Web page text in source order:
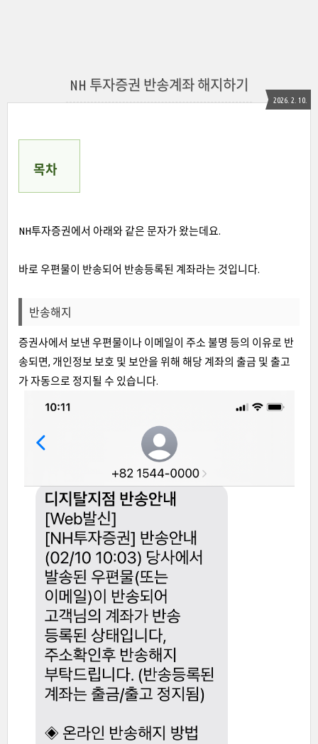
NH 투자증권 반송계좌 해지하기
2026. 2. 10.
목차
NH투자증권에서 아래와 같은 문자가 왔는데요.
바로 우편물이 반송되어 반송등록된 계좌라는 것입니다.
반송해지
증권사에서 보낸 우편물이나 이메일이 주소 불명 등의 이유로 반
송되면, 개인정보 보호 및 보안을 위해 해당 계좌의 출금 및 출고
가 자동으로 정지될 수 있습니다.